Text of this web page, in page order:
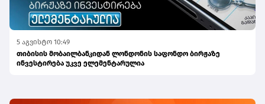
5 აგვისტო 10:49
თიბისის მობაილბანკიდან ლონდონის საფონდო ბირჟაზე
ინვესტირება უკვე ელემენტარულია